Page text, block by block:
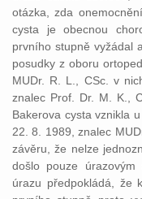
otázka, zda
cysta je obecnou
prvního stupně vyžádal
posudky z oboru
MUDr. R. L., CSc. v
znalec Prof. Dr. M. K.,
Bakerova cysta vznikla
22. 8. 1989, znalec
závěru, že nelze
došlo pouze
úrazu předpokládá, že